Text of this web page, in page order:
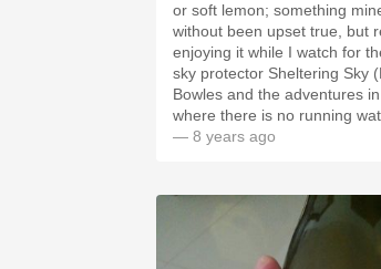
or soft lemon; something
without been upset true, but refreshing and I'm
enjoying it while I watch for
sky protector Sheltering Sky
Bowles and the adventures
where there is no running
— 8 years ago